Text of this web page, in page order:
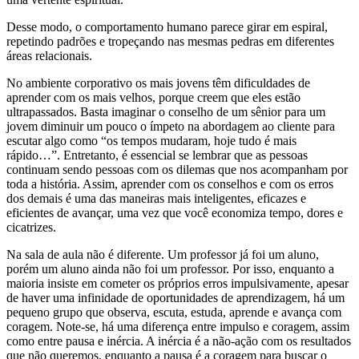
Desse modo, o comportamento humano parece girar em espiral,
repetindo padrões e tropeçando nas mesmas pedras em diferentes
áreas relacionais.
No ambiente corporativo os mais jovens têm dificuldades de
aprender com os mais velhos, porque creem que eles estão
ultrapassados. Basta imaginar o conselho de um sênior para um
jovem diminuir um pouco o ímpeto na abordagem ao cliente para
escutar algo como “os tempos mudaram, hoje tudo é mais
rápido…”. Entretanto, é essencial se lembrar que as pessoas
continuam sendo pessoas com os dilemas que nos acompanham por
toda a história. Assim, aprender com os conselhos e com os erros
dos demais é uma das maneiras mais inteligentes, eficazes e
eficientes de avançar, uma vez que você economiza tempo, dores e
cicatrizes.
Na sala de aula não é diferente. Um professor já foi um aluno,
porém um aluno ainda não foi um professor. Por isso, enquanto a
maioria insiste em cometer os próprios erros impulsivamente, apesar
de haver uma infinidade de oportunidades de aprendizagem, há um
pequeno grupo que observa, escuta, estuda, aprende e avança com
coragem. Note-se, há uma diferença entre impulso e coragem, assim
como entre pausa e inércia. A inércia é a não-ação com os resultados
que não queremos, enquanto a pausa é a coragem para buscar o